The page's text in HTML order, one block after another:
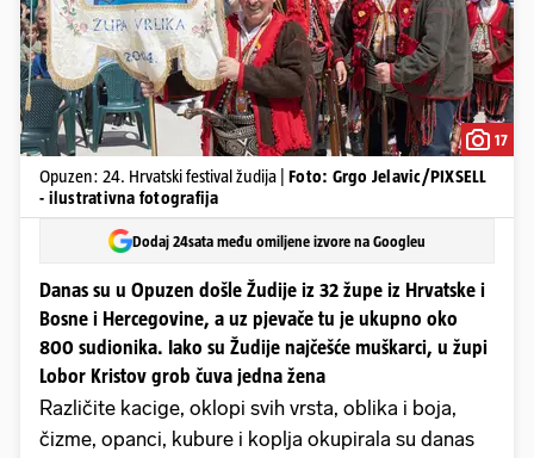
17
Opuzen: 24. Hrvatski festival žudija | Foto: Grgo Jelavic/PIXSELL
- ilustrativna fotografija
Dodaj 24sata među omiljene izvore na Googleu
Danas su u Opuzen došle Žudije iz 32 župe iz Hrvatske i
Bosne i Hercegovine, a uz pjevače tu je ukupno oko
800 sudionika. Iako su Žudije najčešće muškarci, u župi
Lobor Kristov grob čuva jedna žena
Različite kacige, oklopi svih vrsta, oblika i boja,
čizme, opanci, kubure i koplja okupirala su danas